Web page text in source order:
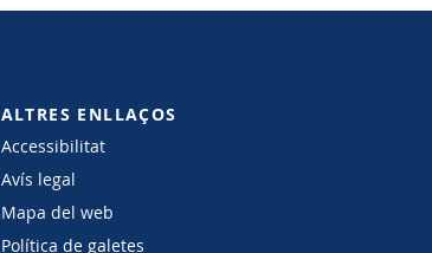
ALTRES ENLLAÇOS
Accessibilitat
Avís legal
Mapa del web
Política de galetes